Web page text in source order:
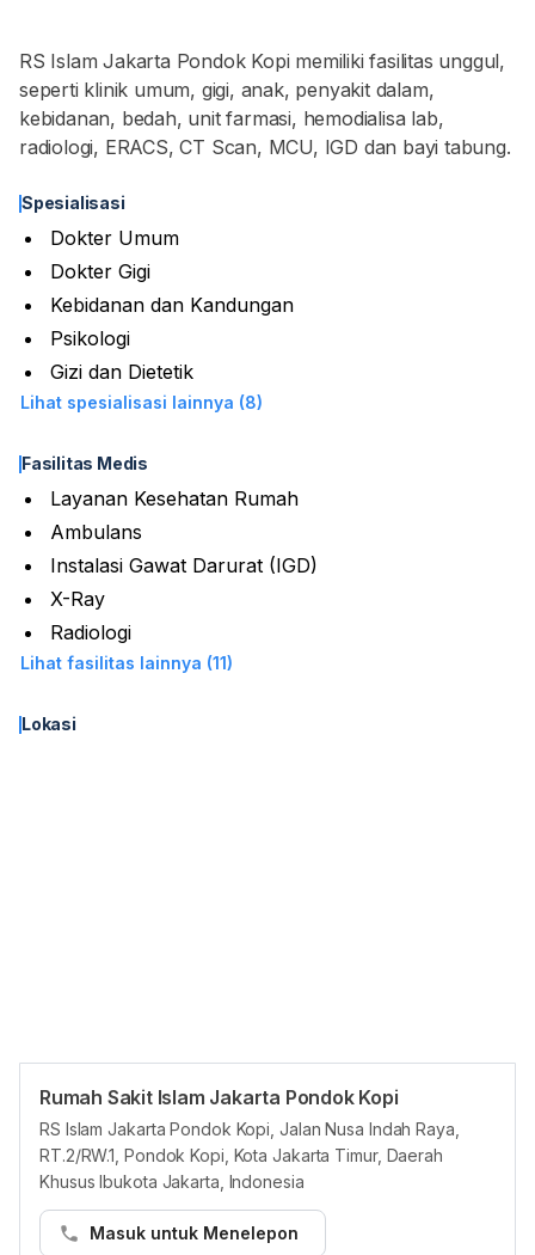
RS Islam Jakarta Pondok Kopi memiliki fasilitas unggul,
seperti klinik umum, gigi, anak, penyakit dalam,
kebidanan, bedah, unit farmasi, hemodialisa lab,
radiologi, ERACS, CT Scan, MCU, IGD dan bayi tabung.
Spesialisasi
Dokter Umum
Dokter Gigi
Kebidanan dan Kandungan
Psikologi
Gizi dan Dietetik
Lihat spesialisasi lainnya (8)
Fasilitas Medis
Layanan Kesehatan Rumah
Ambulans
Instalasi Gawat Darurat (IGD)
X-Ray
Radiologi
Lihat fasilitas lainnya (11)
Lokasi
Rumah Sakit Islam Jakarta Pondok Kopi
RS Islam Jakarta Pondok Kopi, Jalan Nusa Indah Raya,
RT.2/RW.1, Pondok Kopi, Kota Jakarta Timur, Daerah
Khusus Ibukota Jakarta, Indonesia
Masuk untuk Menelepon
Panduan Pasien
Pasien dapat membuat janji temu di Rumah Sakit Islam Jakarta
Pondok Kopi di platform Hello Sehat melalui cara berikut:
Langkah 1: